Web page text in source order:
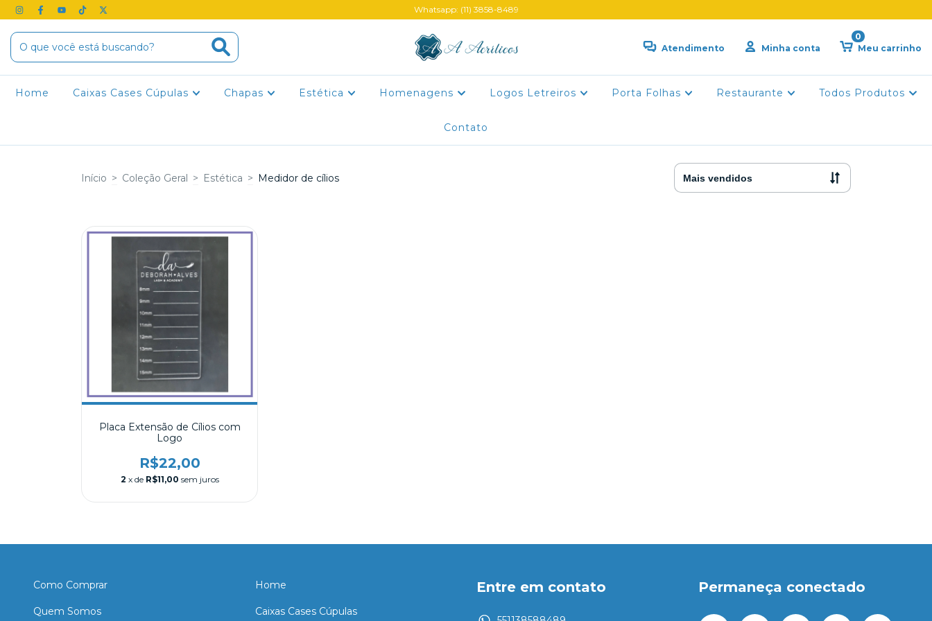
Whatsapp: (11) 3858-8489
Atendimento Minha conta Meu carrinho
0
Home Caixas Cases Cúpulas Chapas Estética Homenagens Logos Letreiros Porta Folhas Restaurante Todos Produtos
Contato
Início > Coleção Geral > Estética > Medidor de cílios
Placa Extensão de Cílios com
Logo
R$22,00
2 x de R$11,00 sem juros
Como Comprar
Quem Somos
Home
Caixas Cases Cúpulas
Entre em contato Permaneça conectado